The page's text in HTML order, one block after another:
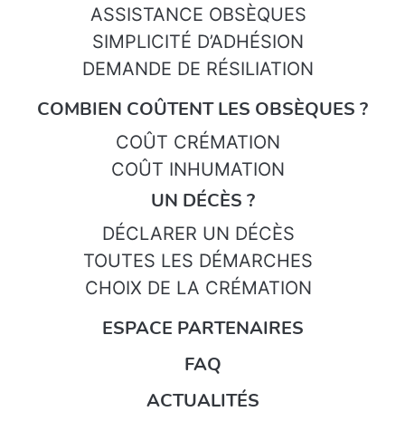
ASSISTANCE OBSÈQUES
SIMPLICITÉ D’ADHÉSION
DEMANDE DE RÉSILIATION
COMBIEN COÛTENT LES OBSÈQUES ?
COÛT CRÉMATION
COÛT INHUMATION
UN DÉCÈS ?
DÉCLARER UN DÉCÈS
TOUTES LES DÉMARCHES
CHOIX DE LA CRÉMATION
ESPACE PARTENAIRES
FAQ
ACTUALITÉS